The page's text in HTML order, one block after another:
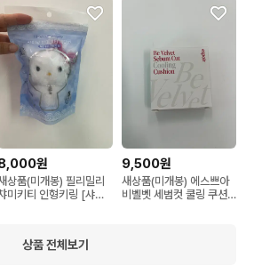
원
상품(미개봉) 필리밀리
미키티 인형키링 [샤이
9,500원
새상품(미개봉) 에스쁘아
비벨벳 세범컷 쿨링 쿠션
상품 전체보기